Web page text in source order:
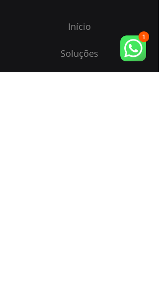
Início
Soluções